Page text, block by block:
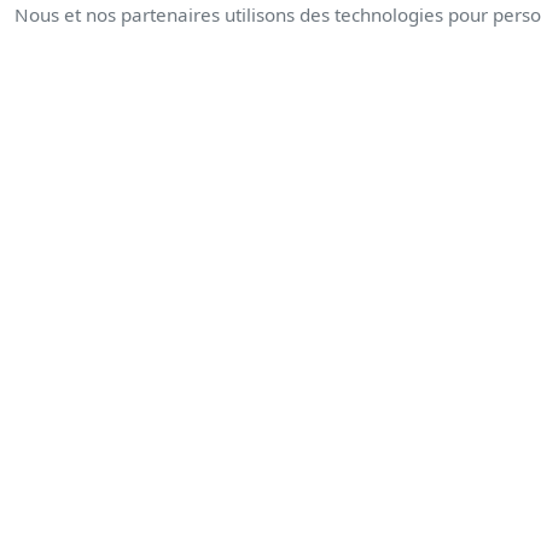
Nous et nos partenaires utilisons des technologies pour